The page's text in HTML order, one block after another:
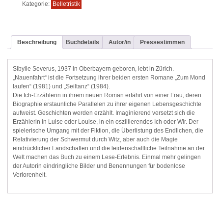
Kategorie: Belletristik
Beschreibung Buchdetails Autor/in Pressestimmen
Sibylle Severus, 1937 in Oberbayern geboren, lebt in Zürich.
„Nauenfahrt“ ist die Fortsetzung ihrer beiden ersten Romane „Zum Mond
laufen“ (1981) und „Seiltanz“ (1984).
Die Ich-Erzählerin in ihrem neuen Roman erfährt von einer Frau, deren
Biographie erstaunliche Parallelen zu ihrer eigenen Lebensgeschichte
aufweist. Geschichten werden erzählt. Imaginierend versetzt sich die
Erzählerin in Luise oder Louise, in ein oszillierendes Ich oder Wir. Der
spielerische Umgang mit der Fiktion, die Überlistung des Endlichen, die
Relativierung der Schwermut durch Witz, aber auch die Magie
eindrücklicher Landschaften und die leidenschaftliche Teilnahme an der
Welt machen das Buch zu einem Lese-Erlebnis. Einmal mehr gelingen
der Autorin eindringliche Bilder und Benennungen für bodenlose
Verlorenheit.